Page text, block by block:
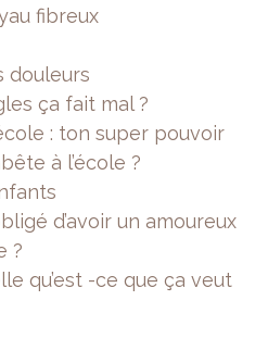
fibreux
douleurs
ça fait mal ?
: ton super pouvoir
à l’école ?
d’avoir un amoureux
?
qu’est -ce que ça veut